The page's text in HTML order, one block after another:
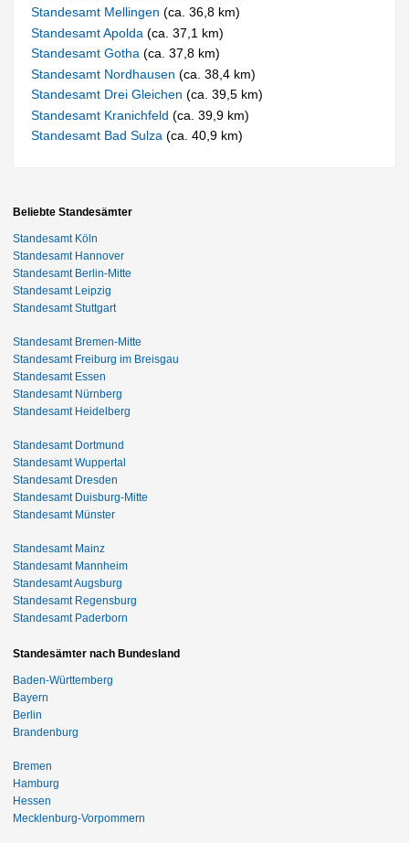
Standesamt Mellingen(ca. 36,8 km)
Standesamt Apolda(ca. 37,1 km)
Standesamt Gotha(ca. 37,8 km)
Standesamt Nordhausen(ca. 38,4 km)
Standesamt Drei Gleichen(ca. 39,5 km)
Standesamt Kranichfeld(ca. 39,9 km)
Standesamt Bad Sulza(ca. 40,9 km)
Beliebte Standesämter
Standesamt Köln
Standesamt Hannover
Standesamt Berlin-Mitte
Standesamt Leipzig
Standesamt Stuttgart
Standesamt Bremen-Mitte
Standesamt Freiburg im Breisgau
Standesamt Essen
Standesamt Nürnberg
Standesamt Heidelberg
Standesamt Dortmund
Standesamt Wuppertal
Standesamt Dresden
Standesamt Duisburg-Mitte
Standesamt Münster
Standesamt Mainz
Standesamt Mannheim
Standesamt Augsburg
Standesamt Regensburg
Standesamt Paderborn
Standesämter nach Bundesland
Baden-Württemberg
Bayern
Berlin
Brandenburg
Bremen
Hamburg
Hessen
Mecklenburg-Vorpommern